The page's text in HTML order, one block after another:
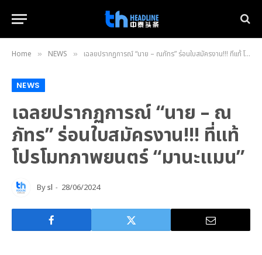
Home » NEWS » เฉลยปรากฏการณ์ “นาย – ณภัทร” ร่อนใบสมัครงาน!!! ที่แท้ โปรโมทภาพยนตร์ “มานะแมน”
NEWS
เฉลยปรากฏการณ์ “นาย – ณ
ภัทร” ร่อนใบสมัครงาน!!! ที่แท้
โปรโมทภาพยนตร์ “มานะแมน”
Bysl 28/06/2024